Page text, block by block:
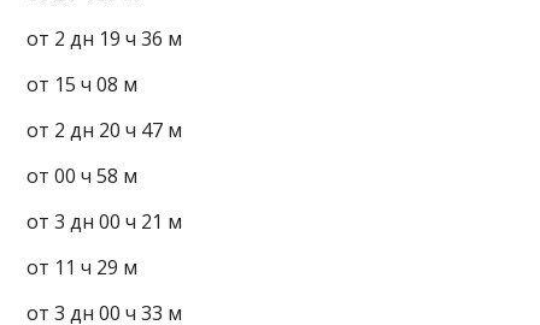
от 2 дн 19 ч 36 м
от 15 ч 08 м
от 2 дн 20 ч 47 м
от 00 ч 58 м
от 3 дн 00 ч 21 м
от 11 ч 29 м
от 3 дн 00 ч 33 м